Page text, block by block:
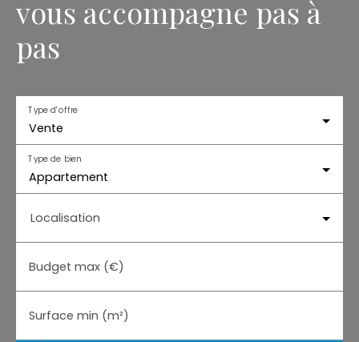
vous accompagne pas à
pas
Vente
Type d'offre
Appartement
Type de bien
Localisation
Budget max (€)
Surface min (m²)